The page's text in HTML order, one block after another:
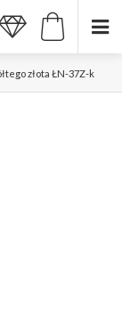
złota ŁN-37Z-k